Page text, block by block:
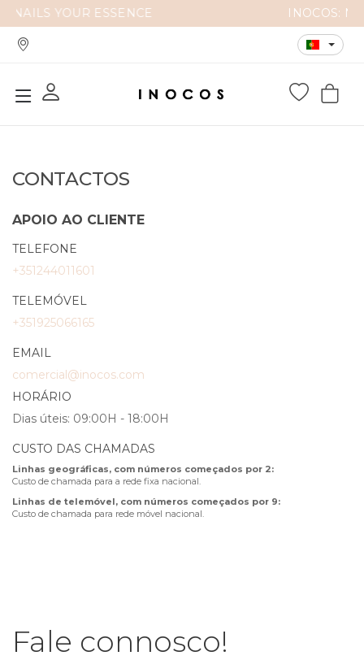
INOCOS: NAILS YOUR ESSENCE
CONTACTOS
APOIO AO CLIENTE
TELEFONE
+351244011601
TELEMÓVEL
+351925066165
EMAIL
comercial@inocos.com
HORÁRIO
Dias úteis: 09:00H - 18:00H
CUSTO DAS CHAMADAS
Linhas geográficas, com números começados por 2:
Custo de chamada para a rede fixa nacional.
Linhas de telemóvel, com números começados por 9:
Custo de chamada para rede móvel nacional.
Fale connosco!